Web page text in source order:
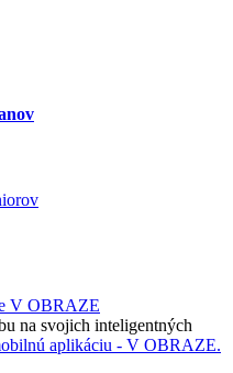
na svojich inteligentných
aplikáciu - V OBRAZE.